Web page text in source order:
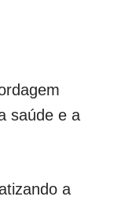
saúde e a
a